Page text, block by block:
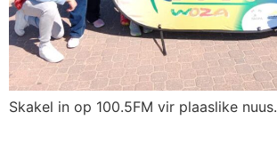
Skakel in op 100.5FM vir plaaslike nuus.